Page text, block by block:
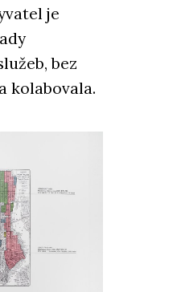
je
bez
kolabovala.